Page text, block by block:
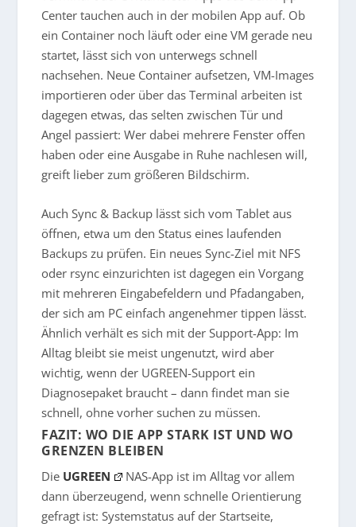
Center tauchen auch in der mobilen App auf. Ob
ein Container noch läuft oder eine VM gerade neu
startet, lässt sich von unterwegs schnell
nachsehen. Neue Container aufsetzen, VM-Images
importieren oder über das Terminal arbeiten ist
dagegen etwas, das selten zwischen Tür und
Angel passiert: Wer dabei mehrere Fenster offen
haben oder eine Ausgabe in Ruhe nachlesen will,
greift lieber zum größeren Bildschirm.
Auch Sync & Backup lässt sich vom Tablet aus
öffnen, etwa um den Status eines laufenden
Backups zu prüfen. Ein neues Sync-Ziel mit NFS
oder rsync einzurichten ist dagegen ein Vorgang
mit mehreren Eingabefeldern und Pfadangaben,
der sich am PC einfach angenehmer tippen lässt.
Ähnlich verhält es sich mit der Support-App: Im
Alltag bleibt sie meist ungenutzt, wird aber
wichtig, wenn der UGREEN-Support ein
Diagnosepaket braucht – dann findet man sie
schnell, ohne vorher suchen zu müssen.
FAZIT: WO DIE APP STARK IST UND WO
GRENZEN BLEIBEN
Die UGREEN
NAS-App ist im Alltag vor allem
dann überzeugend, wenn schnelle Orientierung
gefragt ist: Systemstatus auf der Startseite,